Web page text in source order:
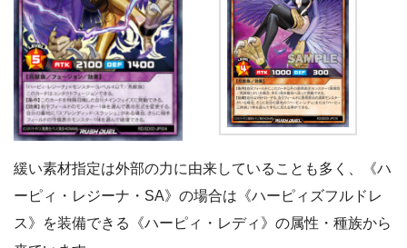
緩い素材指定は外部の力に由来していることも多く、《ハ
ーピィ・レジーナ・SA》の場合は《ハーピィズフルドレ
ス》を装備できる《ハーピィ・レディ》の属性・種族から